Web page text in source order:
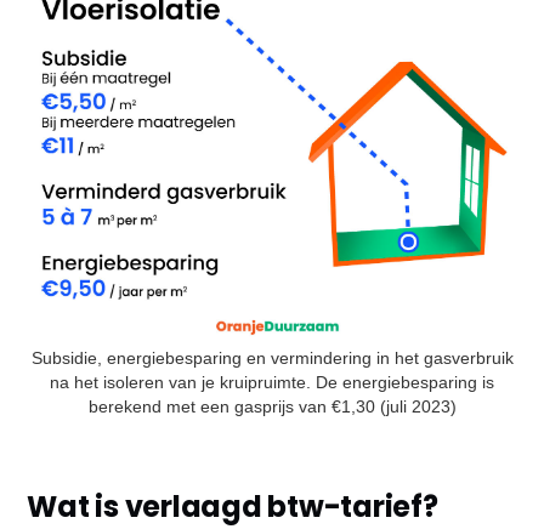
Subsidie, energiebesparing en vermindering in het gasverbruik
na het isoleren van je kruipruimte. De energiebesparing is
berekend met een gasprijs van €1,30 (juli 2023)
Wat is verlaagd btw-tarief?